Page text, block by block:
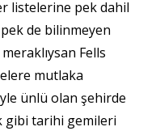
listelerine pek dahil
de bilinmeyen
Fells
mutlaka
ünlü olan şehirde
gibi tarihi gemileri